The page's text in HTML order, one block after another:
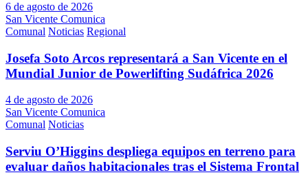
6 de agosto de 2026
San Vicente Comunica
Comunal Noticias Regional
Josefa Soto Arcos representará a San Vicente en el
Mundial Junior de Powerlifting Sudáfrica 2026
4 de agosto de 2026
San Vicente Comunica
Comunal Noticias
Serviu O’Higgins despliega equipos en terreno para
evaluar daños habitacionales tras el Sistema Frontal